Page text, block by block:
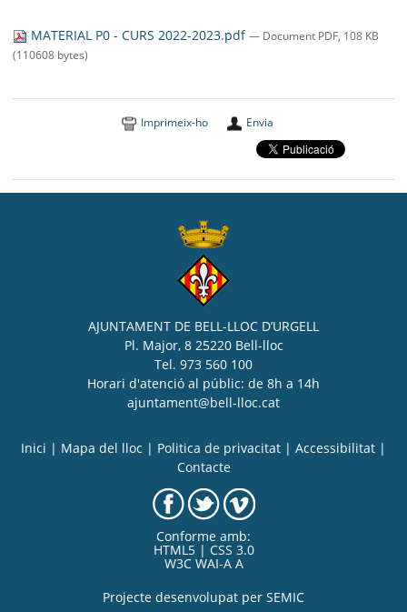
MATERIAL P0 - CURS 2022-2023.pdf— Document PDF, 108 KB
(110608 bytes)
Imprimeix-ho Envia
AJUNTAMENT DE BELL-LLOC D’URGELL
Pl. Major, 8 25220 Bell-lloc
Tel. 973 560 100
Horari d'atenció al públic: de 8h a 14h
ajuntament@bell-lloc.cat
Inici Mapa del lloc Politica de privacitat Accessibilitat
Contacte
Conforme amb:
HTML5 | CSS 3.0
W3C WAI-A A
Projecte desenvolupat per SEMIC